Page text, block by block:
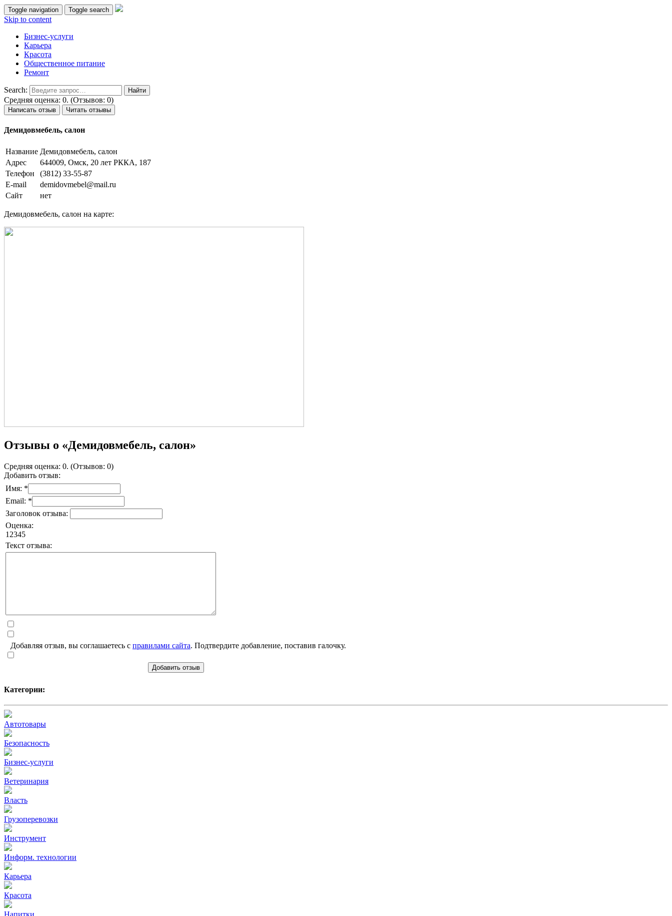
Toggle navigation Toggle search
Skip to content
Бизнес-услуги
Карьера
Красота
Общественное питание
Ремонт
Search:
Средняя оценка: 0. (Отзывов: 0)
Написать отзыв Читать отзывы
Демидовмебель, салон
Название Демидовмебель, салон
Адрес
644009, Омск, 20 лет РККА, 187
Телефон
(3812) 33-55-87
E-mail
demidovmebel@mail.ru
Сайт
нет
Демидовмебель, салон на карте:
Отзывы о «Демидовмебель, салон»
Средняя оценка: 0. (Отзывов: 0)
Добавить отзыв:
Имя: *
Email: *
Заголовок отзыва:
Оценка:
1 2345
Текст отзыва:
Добавляя отзыв, вы соглашаетесь с правилами сайта. Подтвердите добавление, поставив галочку.
Добавить отзыв
Категории:
Автотовары
Безопасность
Бизнес-услуги
Ветеринария
Власть
Грузоперевозки
Инструмент
Информ. технологии
Карьера
Красота
Напитки